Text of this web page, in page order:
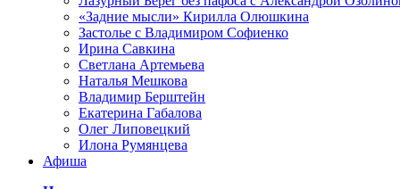
«Задние мысли» Кирилла Олюшкина
Застолье с Владимиром Софиенко
Ирина Савкина
Светлана Артемьева
Наталья Мешкова
Владимир Берштейн
Екатерина Габалова
Олег Липовецкий
Илона Румянцева
Афиша